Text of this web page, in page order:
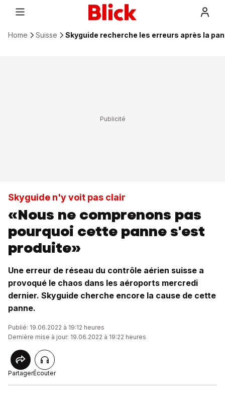
Home Suisse Skyguide recherche les erreurs après la
Skyguide n'y voit pas clair
«Nous ne comprenons pas
pourquoi cette panne s'est
produite»
Une erreur de réseau du contrôle aérien suisse a
provoqué le chaos dans les aéroports mercredi
dernier. Skyguide cherche encore la cause de cette
panne.
Publié: 19.06.2022 à 19:12 heures
Dernière mise à jour: 19.06.2022 à 19:22 heures
PartagerÉcouter